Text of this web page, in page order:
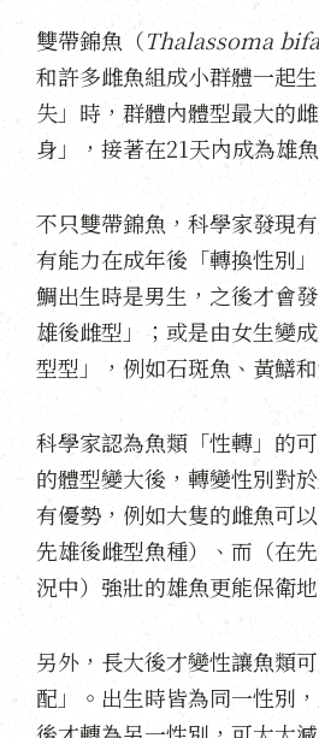
雙帶錦魚（Thalassoma
和許多雌魚組成小群體一起
失」時，群體內體型最大的
身」，接著在21天內成為雄魚
不只雙帶錦魚，科學家發現
有能力在成年後「轉換性別
鯛出生時是男生，之後才會
雄後雌型」；或是由女生變
型型」，例如石斑魚、黃鱔
科學家認為魚類「性轉」的
的體型變大後，轉變性別對
有優勢，例如大隻的雌魚可
先雄後雌型魚種）、而（在
況中）強壯的雄魚更能保衛地
另外，長大後才變性讓魚類
配」。出生時皆為同一性別